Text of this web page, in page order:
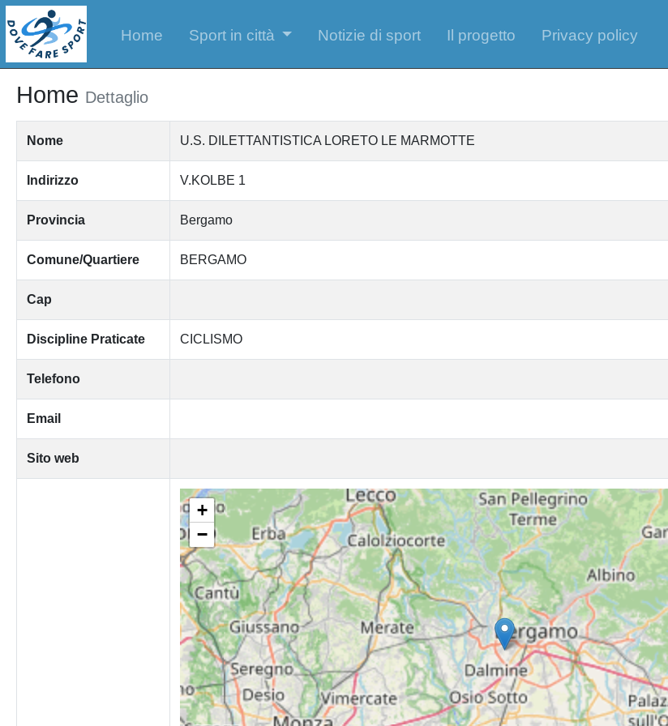
Home Sport in città Notizie di sport Il progetto Privacy policy
Home Dettaglio
Nome U.S. DILETTANTISTICA LORETO LE MARMOTTE
Indirizzo V.KOLBE 1
Provincia Bergamo
Comune/Quartiere BERGAMO
Cap
Discipline Praticate CICLISMO
Telefono
Email
Sito web
+
−